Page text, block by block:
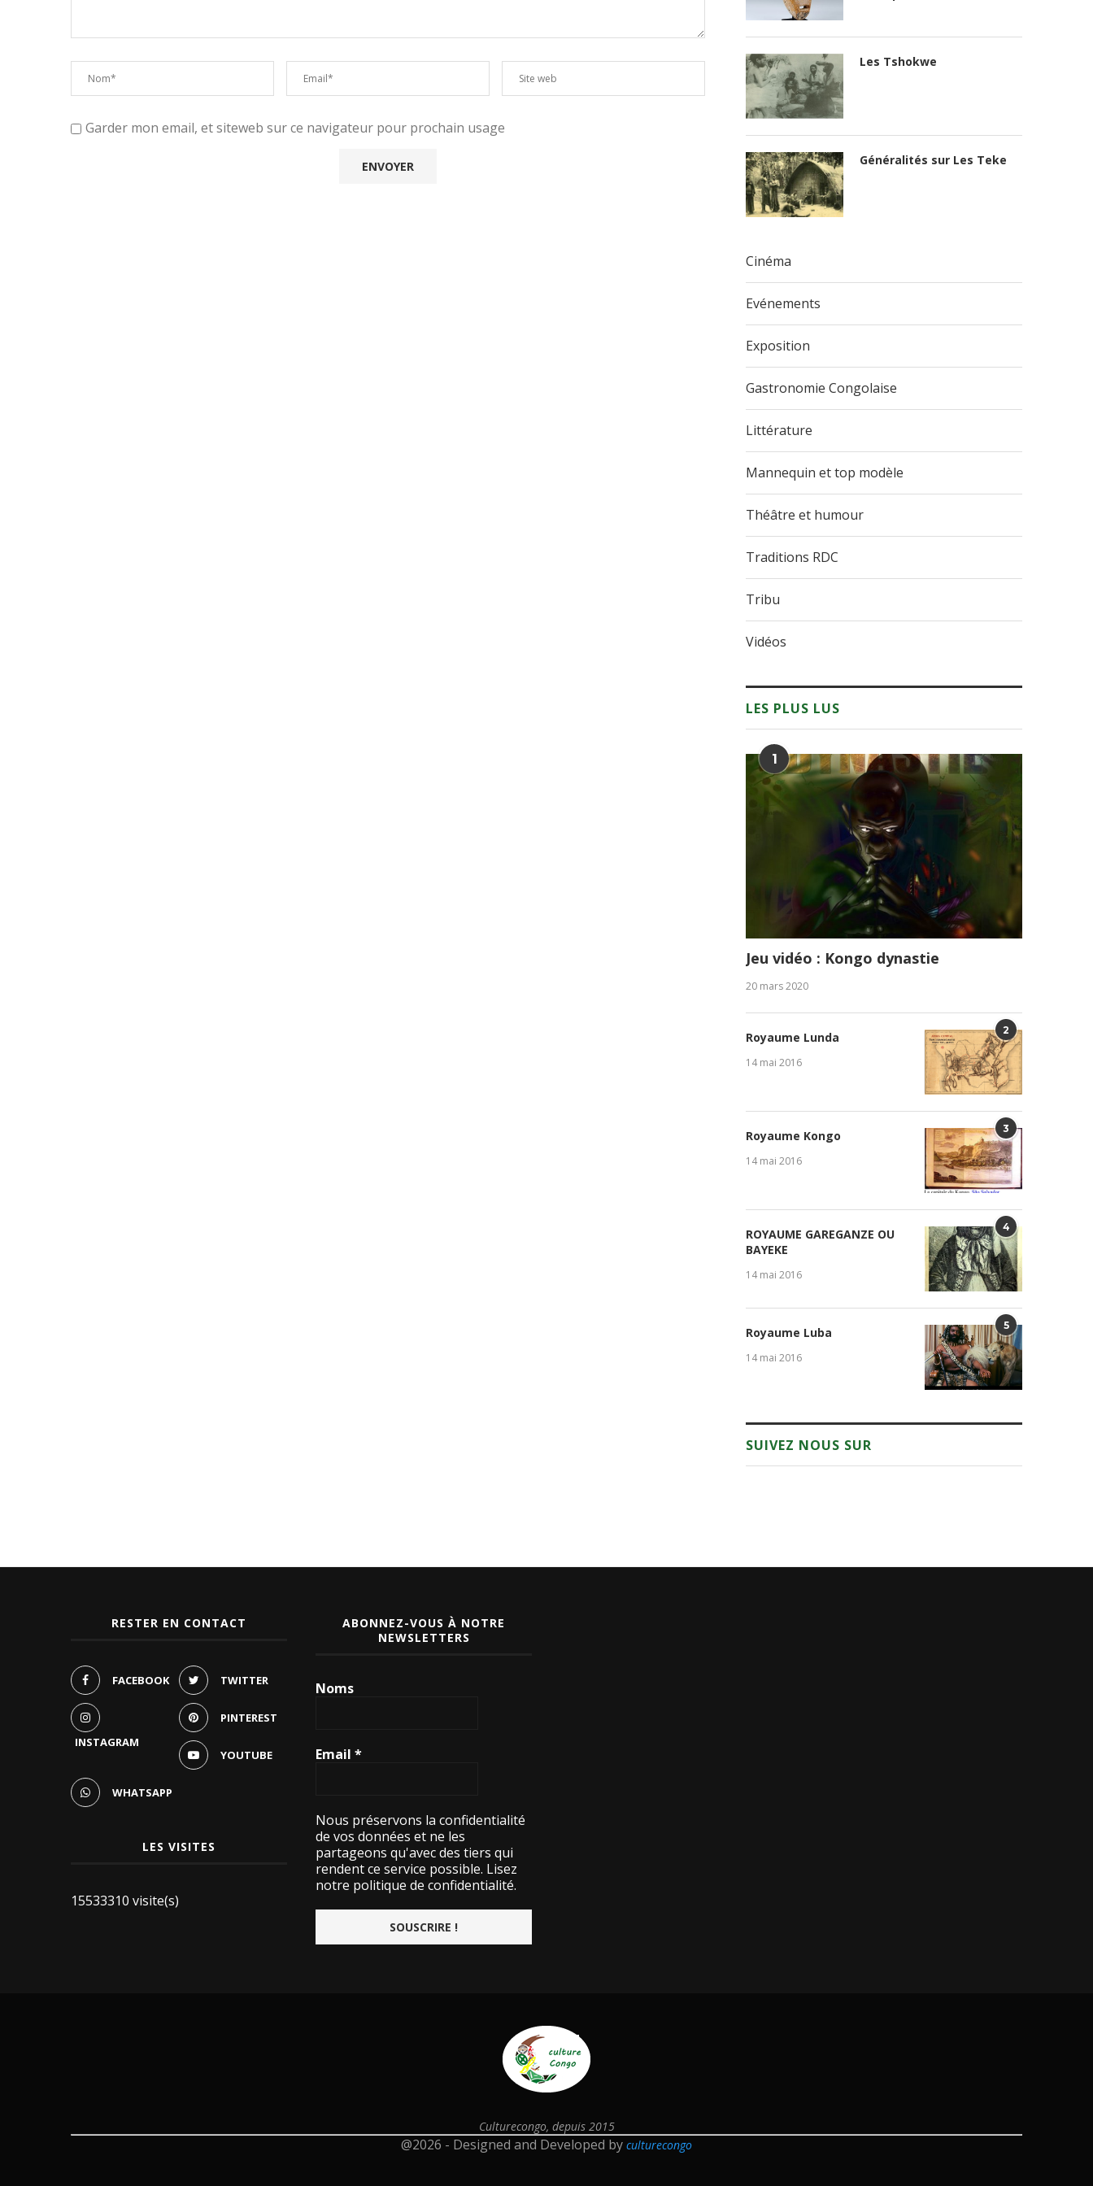
Garder mon email, et siteweb sur ce navigateur pour prochain usage
Les Tshokwe
Généralités sur Les Teke
Cinéma
Evénements
Exposition
Gastronomie Congolaise
Littérature
Mannequin et top modèle
Théâtre et humour
Traditions RDC
Tribu
Vidéos
LES PLUS LUS
1
Jeu vidéo : Kongo dynastie
20 mars 2020
2
Royaume Lunda
14 mai 2016
3
Royaume Kongo
14 mai 2016
4
ROYAUME GAREGANZE OU
BAYEKE
14 mai 2016
5
Royaume Luba
14 mai 2016
SUIVEZ NOUS SUR
RESTER EN CONTACT
FACEBOOK TWITTER
INSTAGRAM
PINTEREST
YOUTUBE
WHATSAPP
LES VISITES
15533310 visite(s)
ABONNEZ-VOUS À NOTRE
NEWSLETTERS
Noms
Email*
Nous préservons la confidentialité
de vos données et ne les
partageons qu'avec des tiers qui
rendent ce service possible. Lisez
notre politique de confidentialité.
Culturecongo, depuis 2015
@2026 - Designed and Developed by culturecongo